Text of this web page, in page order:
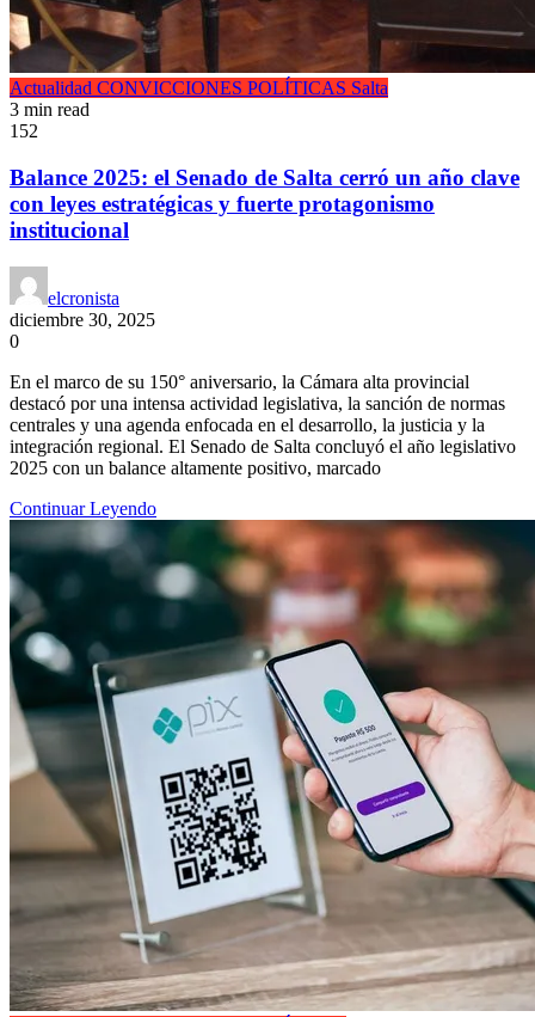
Actualidad CONVICCIONES POLÍTICAS Salta
3 min read
152
Balance 2025: el Senado de Salta cerró un año clave
con leyes estratégicas y fuerte protagonismo
institucional
elcronista
diciembre 30, 2025
0
En el marco de su 150° aniversario, la Cámara alta provincial
destacó por una intensa actividad legislativa, la sanción de normas
centrales y una agenda enfocada en el desarrollo, la justicia y la
integración regional. El Senado de Salta concluyó el año legislativo
2025 con un balance altamente positivo, marcado
Continuar Leyendo